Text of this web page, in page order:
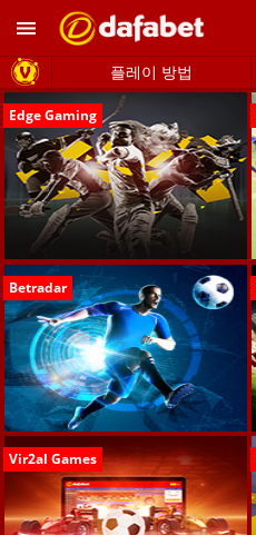
플레이 방법
Edge Gaming
Betradar
Vir2al Games